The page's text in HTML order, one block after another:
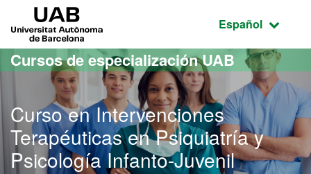
Acceso al contenido principal
Acceso a la navegación de la página
Idioma
Español
Cursos de especialización UAB
Curso en Intervenciones
Terapéuticas en Psiquiatría y
Psicología Infanto-Juvenil